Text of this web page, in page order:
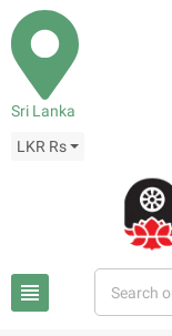
Sri Lanka
LKR Rs
view_headline